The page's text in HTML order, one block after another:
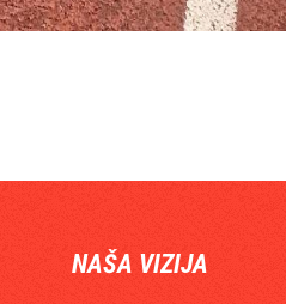
NAŠA VIZIJA